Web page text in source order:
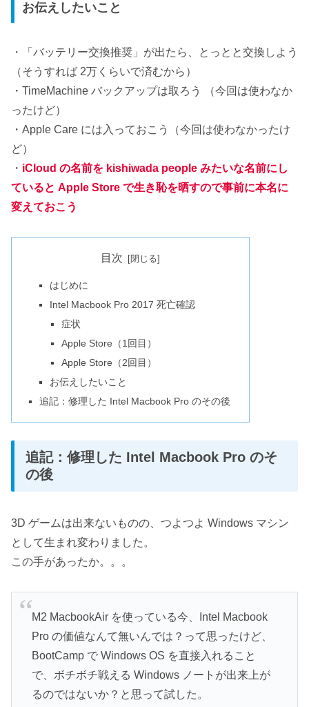
お伝えしたいこと
・「バッテリー交換推奨」が出たら、とっとと交換しよう
（そうすれば 2万くらいで済むから）
・TimeMachine バックアップは取ろう （今回は使わなか
ったけど）
・Apple Care には入っておこう（今回は使わなかったけ
ど）
・ iCloud の名前を kishiwada people みたいな名前にし
ていると Apple Store で生き恥を晒すので事前に本名に
変えておこう
目次
はじめに
Intel Macbook Pro 2017 死亡確認
症状
Apple Store（1回目）
Apple Store（2回目）
お伝えしたいこと
追記：修理した Intel Macbook Pro のその後
追記：修理した Intel Macbook Pro のそ
の後
3D ゲームは出来ないものの、つよつよ Windows マシン
として生まれ変わりました。
この手があったか。。。
M2 MacbookAir を使っている今、Intel Macbook
Pro の価値なんて無いんでは？って思ったけど、
BootCamp で Windows OS を直接入れること
で、ボチボチ戦える Windows ノートが出来上が
るのではないか？と思って試した。